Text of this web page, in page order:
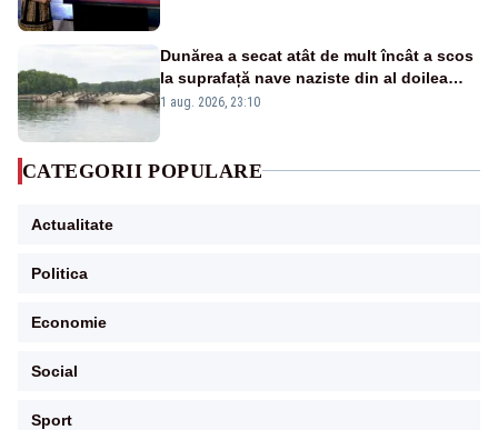
Dunărea a secat atât de mult încât a scos
la suprafață nave naziste din al doilea
război mondial
1 aug. 2026, 23:10
CATEGORII POPULARE
Actualitate
Politica
Economie
Social
Sport